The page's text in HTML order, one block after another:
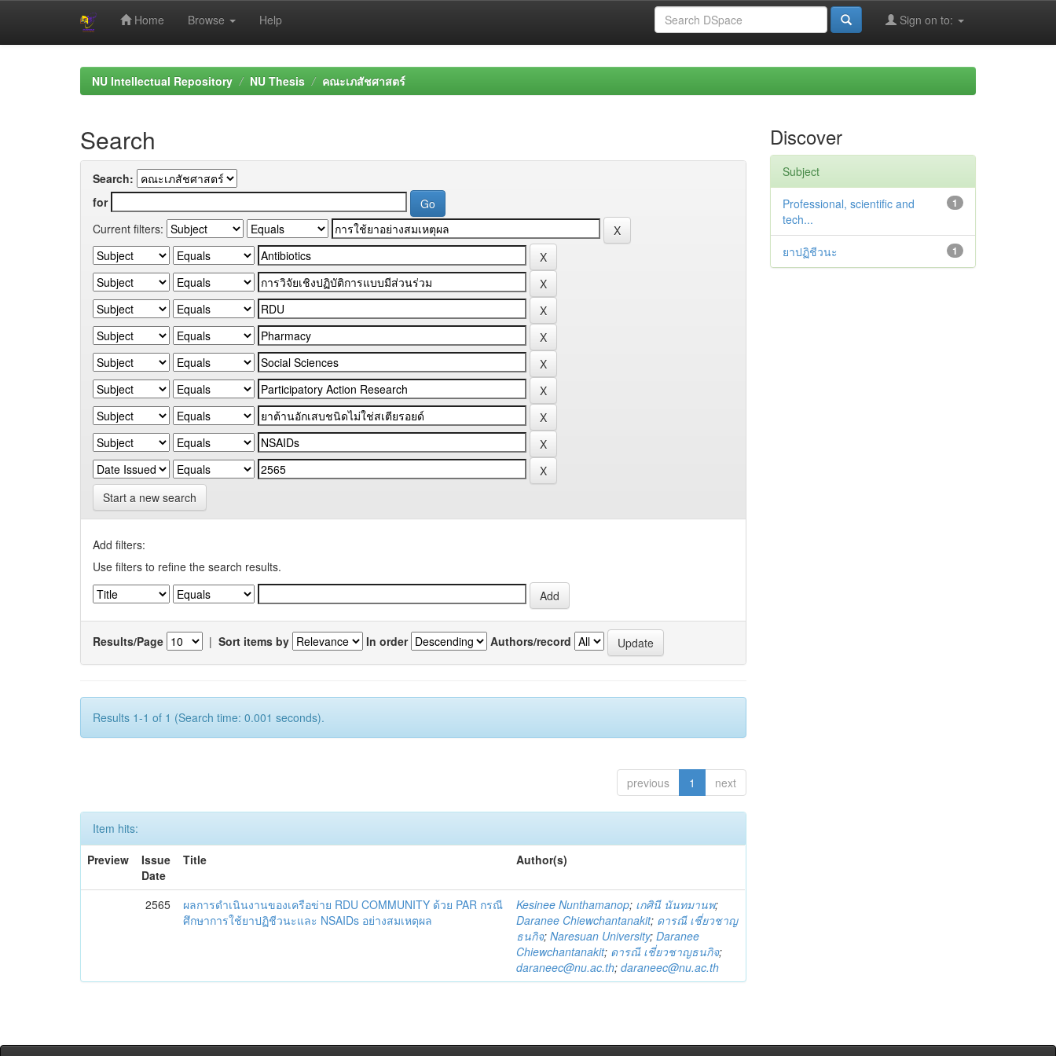
Home Browse Help Sign on to:
NU Intellectual Repository NU Thesis คณะเภสัชศาสตร์
Search
Search:
for
Current filters:
Start a new search
Add filters:
Use filters to refine the search results.
Results/Page | Sort items by In order Authors/record
Results 1-1 of 1 (Search time: 0.001 seconds).
previous 1 next
Item hits:
Preview
Issue
Date
Title Author(s)
2565
ผลการดำเนินงานของเครือข่าย RDU COMMUNITY ด้วย PAR กรณี
ศึกษาการใช้ยาปฏิชีวนะและ NSAIDs อย่างสมเหตุผล
Kesinee Nunthamanop; เกศินี นันทมานพ;
Daranee Chiewchantanakit; ดารณี เชี่ยวชาญ
ธนกิจ;Naresuan University;Daranee
Chiewchantanakit; ดารณี เชี่ยวชาญธนกิจ;
daraneec@nu.ac.th;daraneec@nu.ac.th
Discover
Subject
1
Professional, scientific and
tech...
1
ยาปฏิชีวนะ